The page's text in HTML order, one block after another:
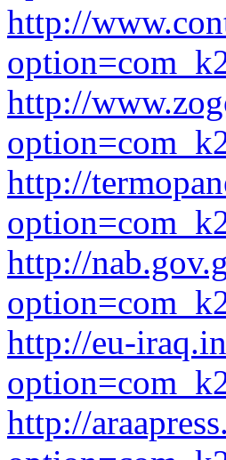
http://
http://
http://
http://
http://eu-
http://